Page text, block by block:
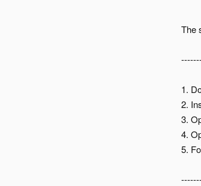
The
1.
2.
3.
4.
5.